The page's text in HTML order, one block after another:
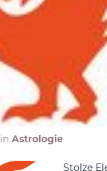
in Astrologie
Stolze